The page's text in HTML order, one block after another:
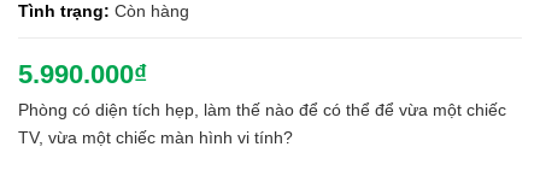
Tình trạng: Còn hàng
5.990.000₫
Phòng có diện tích hẹp, làm thế nào để có thể để vừa một chiếc
TV, vừa một chiếc màn hình vi tính?